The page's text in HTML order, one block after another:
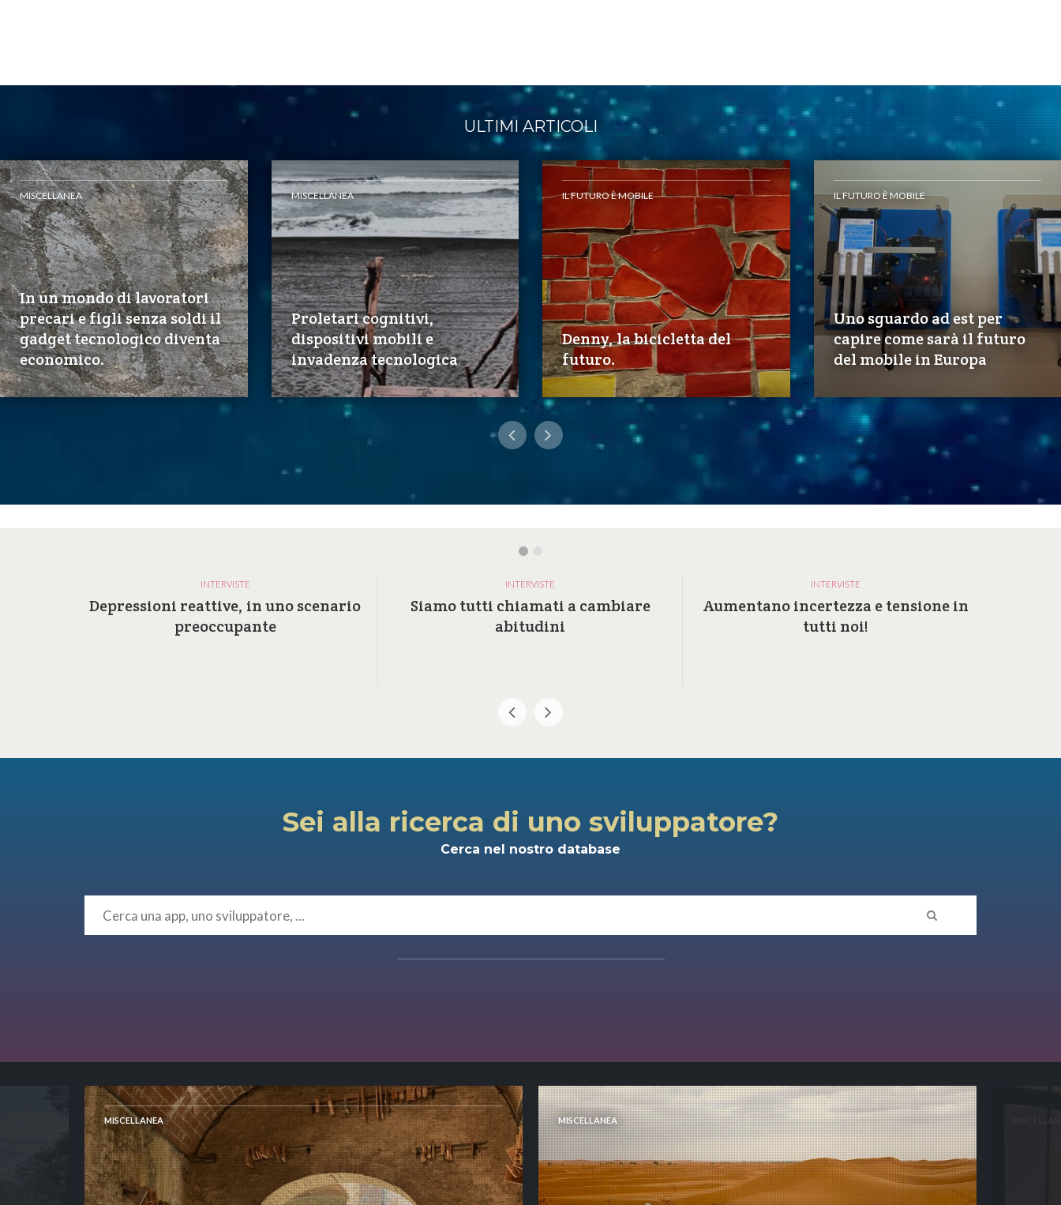
ULTIMI ARTICOLI
MISCELLANEA
In un mondo di lavoratori
precari e figli senza soldi il
gadget tecnologico diventa
economico.
MISCELLANEA
Proletari cognitivi,
dispositivi mobili e
invadenza tecnologica
IL FUTURO È MOBILE
Denny, la bicicletta del
futuro.
IL FUTURO È MOBILE
Uno sguardo ad est per
capire come sarà il futuro
del mobile in Europa
INTERVISTE
Depressioni reattive, in uno scenario
preoccupante
INTERVISTE
Siamo tutti chiamati a cambiare
abitudini
INTERVISTE
Aumentano incertezza e tensione in
tutti noi!
Sei alla ricerca di uno sviluppatore?
Cerca nel nostro database
MISCELLANEA MISCELLANEA